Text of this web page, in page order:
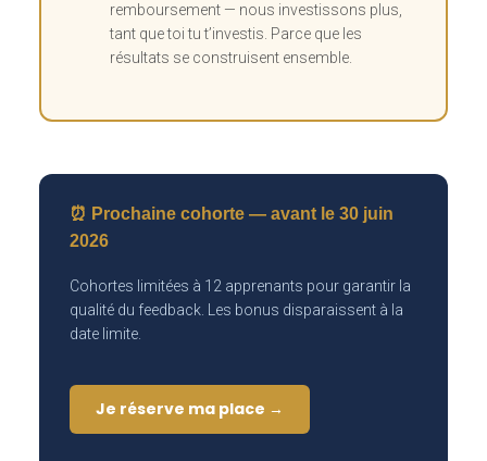
remboursement — nous investissons plus,
tant que toi tu t’investis. Parce que les
résultats se construisent ensemble.
⏰ Prochaine cohorte — avant le 30 juin
2026
Cohortes limitées à 12 apprenants pour garantir la
qualité du feedback. Les bonus disparaissent à la
date limite.
Je réserve ma place →